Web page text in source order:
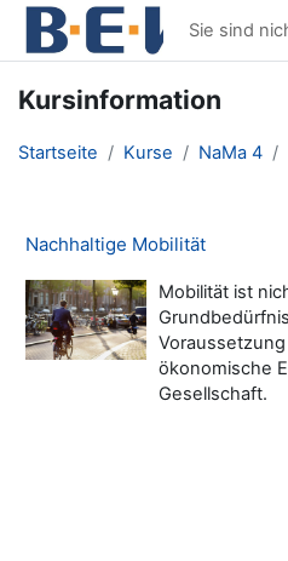
Zum Hauptinhalt
Sie sind
Kursinformation
Startseite Kurse NaMa 4
Nachhaltige Mobilität
Mobilität ist
ökonomische
Gesellschaft.